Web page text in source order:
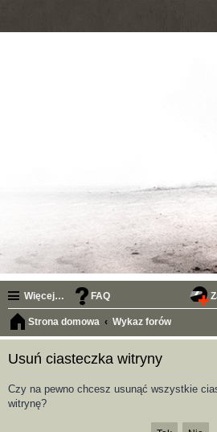
Więcej… FAQ
Strona domowa
Wykaz forów
Usuń ciasteczka witryny
Czy na pewno chcesz usunąć wszystkie
witrynę?